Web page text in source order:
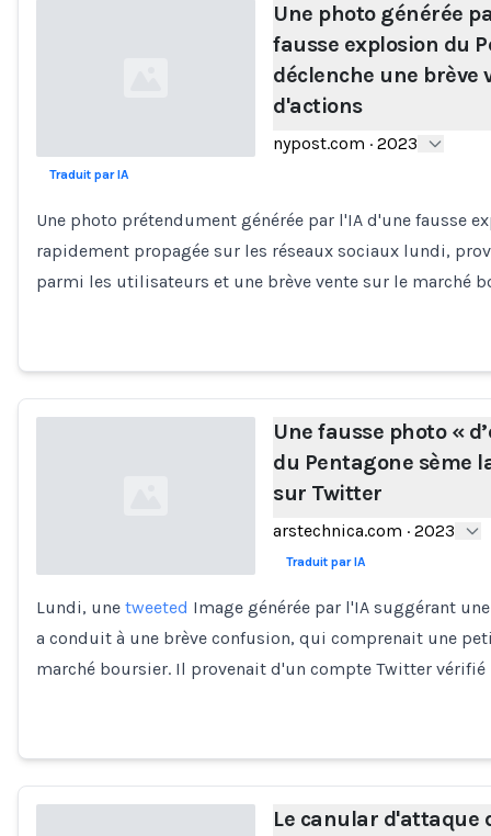
Une photo générée
fausse explosion du
déclenche une brève
d'actions
nypost.com · 2023
Traduit par IA
Une photo prétendument générée par l'IA d'une fausse
rapidement propagée sur les réseaux sociaux lundi,
parmi les utilisateurs et une brève vente sur le marché
Loading...
Une fausse photo «
du Pentagone sème
sur Twitter
arstechnica.com · 2023
Traduit par IA
Lundi, une tweeted Image générée par l'IA suggérant
a conduit à une brève confusion, qui comprenait une
marché boursier. Il provenait d'un compte Twitter
Le canular d'attaque